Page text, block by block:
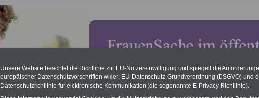
Unsere Website beachtet die Richtlinie zur EU-Nutzereinwilligung und spiegelt die
europäischer Datenschutzvorschriften wider: EU-Datenschutz-Grundverordnung (DSGVO) und
Datenschutzrichtlinie für elektronische Kommunikation (die sogenannte E-Privacy-Richtlinie).